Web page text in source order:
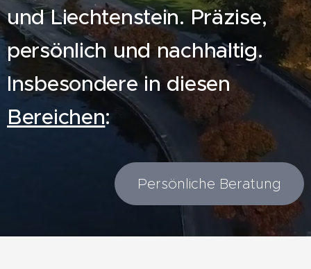
und Liechtenstein. Präzise,
persönlich und nachhaltig.
Insbesondere in diesen
Bereichen:
Persönliche Beratung